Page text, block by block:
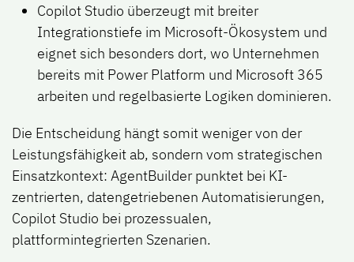
Copilot Studio überzeugt mit breiter
Integrationstiefe im Microsoft-Ökosystem und
eignet sich besonders dort, wo Unternehmen
bereits mit Power Platform und Microsoft 365
arbeiten und regelbasierte Logiken dominieren.
Die Entscheidung hängt somit weniger von der
Leistungsfähigkeit ab, sondern vom strategischen
Einsatzkontext: AgentBuilder punktet bei KI-
zentrierten, datengetriebenen Automatisierungen,
Copilot Studio bei prozessualen,
plattformintegrierten Szenarien.